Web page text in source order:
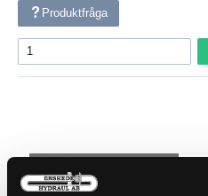
Produktfråga